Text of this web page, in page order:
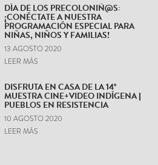
DÍA DE LOS PRECOLONIÑ@S:
¡CONÉCTATE A NUESTRA
PROGRAMACIÓN ESPECIAL PARA
NIÑAS, NIÑOS Y FAMILIAS!
13 AGOSTO 2020
LEER MÁS
DISFRUTA EN CASA DE LA 14°
MUESTRA CINE+VIDEO INDÍGENA |
PUEBLOS EN RESISTENCIA
10 AGOSTO 2020
LEER MÁS